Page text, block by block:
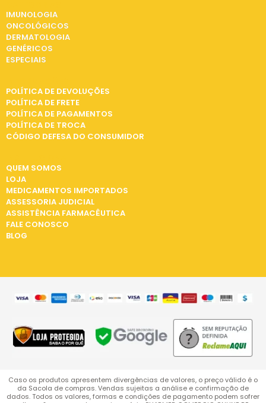
IMUNOLOGIA
ONCOLÓGICOS
DERMATOLOGIA
GENÉRICOS
ESPECIAIS
POLÍTICA DE DEVOLUÇÕES
POLÍTICA DE FRETE
POLÍTICA DE PAGAMENTOS
POLÍTICA DE TROCA
CÓDIGO DEFESA DO CONSUMIDOR
QUEM SOMOS
LOJA
MEDICAMENTOS IMPORTADOS
ASSESSORIA JUDICIAL
ASSISTÊNCIA FARMACÊUTICA
FALE CONOSCO
BLOG
Caso os produtos apresentem divergências de valores, o preço válido é o
da Sacola de compras. Vendas sujeitas a análise e confirmação de
dados. Todos os valores, formas e condições de pagamento podem sofrer